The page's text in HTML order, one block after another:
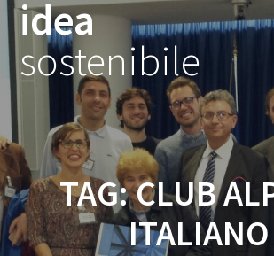
al
contenuto
idea
sostenibile
TAG:CLUB
ITALIANO